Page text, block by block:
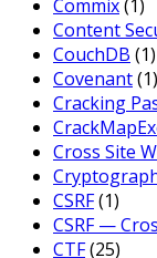
Commix(1)
Content
CouchDB (1)
Covenant(1)
Cracking
Cross Site
CSRF(1)
CSRF —
CTF(25)